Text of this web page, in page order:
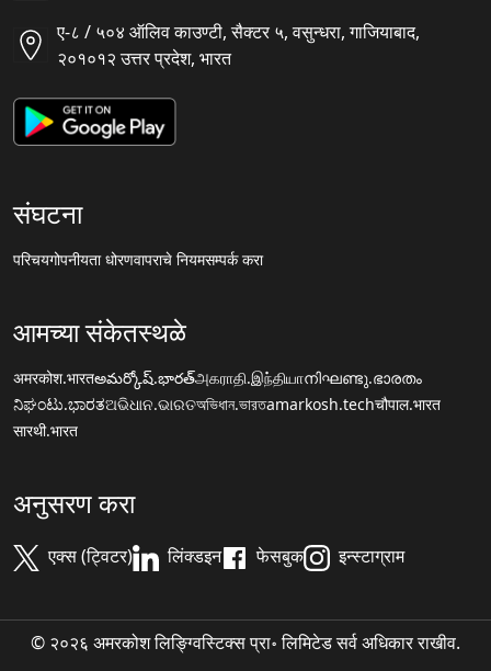
ए-८ / ५०४ ऑलिव काउण्टी, सैक्टर ५, वसुन्धरा, गाजियाबाद,
२०१०१२ उत्तर प्रदेश, भारत
संघटना
परिचयगोपनीयता धोरणवापराचे नियमसम्पर्क करा
आमच्या संकेतस्थळे
अमरकोश.भारतఅమర్కోష్.భారత్அகராதி.இந்தியாനിഘണ്ടു.ഭാരതം
ನಿಘಂಟು.ಭಾರತଅଭିଧାନ.ଭାରତঅভিধান.ভারতamarkosh.techचौपाल.भारत
सारथी.भारत
अनुसरण करा
एक्स (ट्विटर) लिंक्डइन फेसबुक इन्स्टाग्राम
© २०२६ अमरकोश लिङ्ग्विस्टिक्स प्रा॰ लिमिटेड सर्व अधिकार राखीव.